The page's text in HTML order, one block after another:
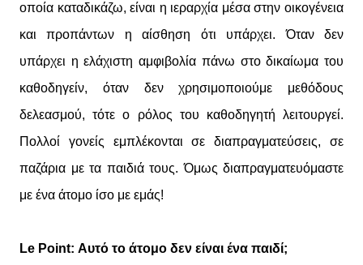
οποία καταδικάζω, είναι η ιεραρχία μέσα στην οικογένεια
και προπάντων η αίσθηση ότι υπάρχει. Όταν δεν
υπάρχει η ελάχιστη αμφιβολία πάνω στο δικαίωμα του
καθοδηγείν, όταν δεν χρησιμοποιούμε μεθόδους
δελεασμού, τότε ο ρόλος του καθοδηγητή λειτουργεί.
Πολλοί γονείς εμπλέκονται σε διαπραγματεύσεις, σε
παζάρια με τα παιδιά τους. Όμως διαπραγματευόμαστε
με ένα άτομο ίσο με εμάς!
Le Point: Αυτό το άτομο δεν είναι ένα παιδί;